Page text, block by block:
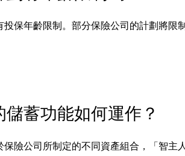
投保年齡限制。部分保險公司的計劃將限
蓄功能如何運作？
保險公司所制定的不同資產組合，「智主